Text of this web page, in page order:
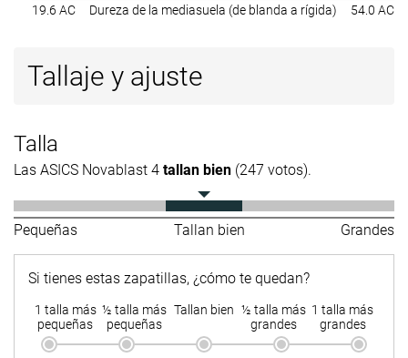
19.6 AC Dureza de la mediasuela (de blanda a rígida) 54.0 AC
Tallaje y ajuste
Talla
Las ASICS Novablast 4 tallan bien (247 votos).
Pequeñas Tallan bien Grandes
Si tienes estas zapatillas, ¿cómo te quedan?
1 talla más
pequeñas
½ talla más
pequeñas
Tallan bien ½ talla más
grandes
1 talla más
grandes